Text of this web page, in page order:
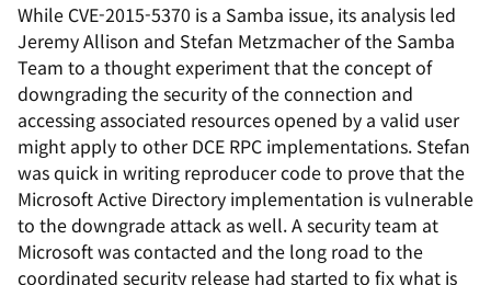
While CVE-2015-5370 is a Samba issue, its analysis led
Jeremy Allison and Stefan Metzmacher of the Samba
Team to a thought experiment that the concept of
downgrading the security of the connection and
accessing associated resources opened by a valid user
might apply to other DCE RPC implementations. Stefan
was quick in writing reproducer code to prove that the
Microsoft Active Directory implementation is vulnerable
to the downgrade attack as well. A security team at
Microsoft was contacted and the long road to the
coordinated security release had started to fix what is